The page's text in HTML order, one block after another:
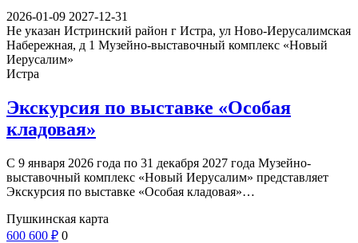
2026-01-09 2027-12-31
Не указан Истринский район г Истра, ул Ново-Иерусалимская
Набережная, д 1 Музейно-выставочный комплекс «Новый
Иерусалим»
Истра
Экскурсия по выставке «Особая
кладовая»
С 9 января 2026 года по 31 декабря 2027 года Музейно-
выставочный комплекс «Новый Иерусалим» представляет
Экскурсия по выставке «Особая кладовая»…
Пушкинская карта
600 600 ₽ 0